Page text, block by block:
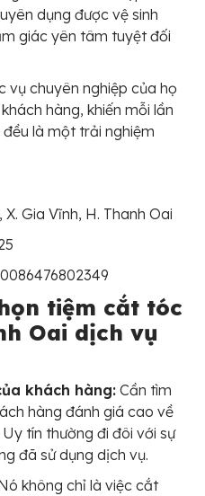
dụng được vệ sinh
giác yên tâm tuyệt đối
vụ chuyên nghiệp của họ
hàng, khiến mỗi lần
là một trải nghiệm
Gia Vĩnh, H. Thanh Oai
tiệm cắt tóc
Oai dịch vụ
khách hàng: Cần tìm
hàng đánh giá cao về
tín thường đi đôi với sự
đã sử dụng dịch vụ.
không chỉ là việc cắt